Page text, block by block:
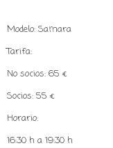
Modelo: Samara
Tarifa:
No socios: 65 €
Socios: 55 €
Horario:
16:30 h a 19:30 h